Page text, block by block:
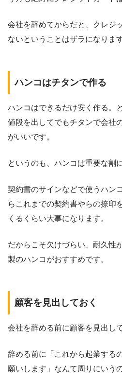
会社を辞めてからだと、クレジ
ないということはザラになります
ハンコはチタンで作る
ハンコはできるだけ安く作る。
値段を出してでもチタンで会社
がいいです。
というのも、ハンコは重要な割
契約書のサインなどで使うハン
らこれまでの契約書やらの捺印
くるくらい大事になります。
だからこそ欠けづらい、耐久性
製のハンコがおすすめです。
顧客を見出しておく
会社を辞める前に顧客を見出し
辞める前に「これから起業する
願いします」なんて周りにいう